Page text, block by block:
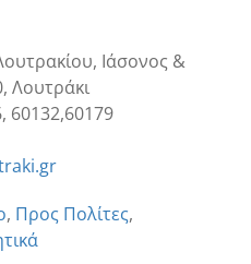
Ιάσονος &
Λουτράκι
60132,60179
, Προς Πολίτες,